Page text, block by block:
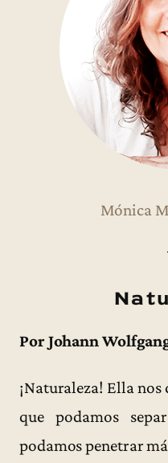
Mónica
Por Johann
¡Naturaleza! Ella
que podamos
podamos penetrar